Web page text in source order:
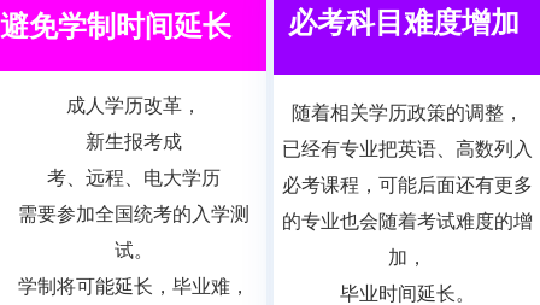
避免学制时间延长
成人学历改革，
新生报考成
考、远程、电大学历
需要参加全国统考的入学测
试。
学制将可能延长，毕业难，
必考科目难度增加
随着相关学历政策的调整，
已经有专业把英语、高数列入
必考课程，可能后面还有更多
的专业也会随着考试难度的增
加，
毕业时间延长。